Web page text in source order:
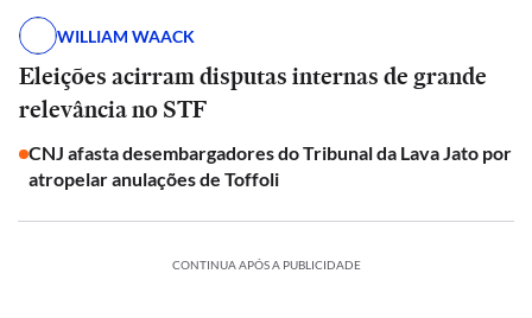
WILLIAM WAACK
Eleições acirram disputas internas de grande
relevância no STF
CNJ afasta desembargadores do Tribunal da Lava Jato por
atropelar anulações de Toffoli
CONTINUA APÓS A PUBLICIDADE